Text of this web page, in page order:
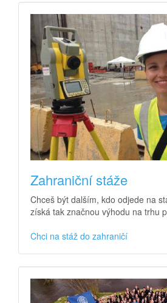
Zahraniční stáže
Chceš být dalším, kdo odjede na
získá tak značnou výhodu na trhu
Chci na stáž do zahraničí